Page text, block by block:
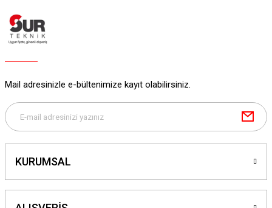
Mail adresinizle e-bültenimize kayıt olabilirsiniz.
KURUMSAL